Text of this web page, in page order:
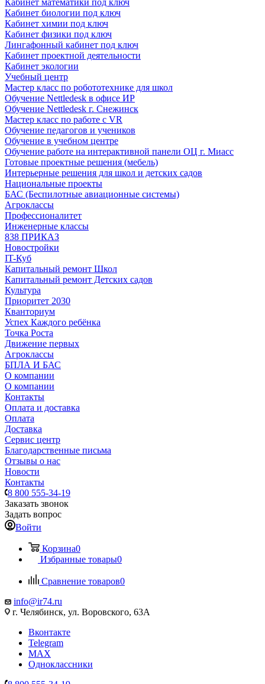
Кабинет математики под ключ
Кабинет биологии под ключ
Кабинет химии под ключ
Кабинет физики под ключ
Лингафонный кабинет под ключ
Кабинет проектной деятельности
Кабинет экологии
Учебный центр
Мастер класс по робототехнике для школ
Обучение Nettledesk в офисе ИР
Обучение Nettledesk г. Снежинск
Мастер класс по работе с VR
Обучение педагогов и учеников
Обучение в учебном центре
Обучение работе на интерактивной панели ОЦ г. Миасс
Готовые проектные решения (мебель)
Интерьерные решения для школ и детских садов
Национальные проекты
БАС (Беспилотные авиационные системы)
Агроклассы
Профессионалитет
Инженерные классы
838 ПРИКАЗ
Новостройки
IT-Куб
Капитальный ремонт Школ
Капитальный ремонт Детских садов
Культура
Приоритет 2030
Кванториум
Успех Каждого ребёнка
Точка Роста
Движение первых
Агроклассы
БПЛА И БАС
О компании
О компании
Контакты
Оплата и доставка
Оплата
Доставка
Сервис центр
Благодарственные письма
Отзывы о нас
Новости
Контакты
8 800 555-34-19
Заказать звонок
Задать вопрос
Войти
Корзина0
Избранные товары0
Сравнение товаров0
info@ir74.ru
г. Челябинск, ул. Воровского, 63А
Вконтакте
Telegram
MAX
Одноклассники